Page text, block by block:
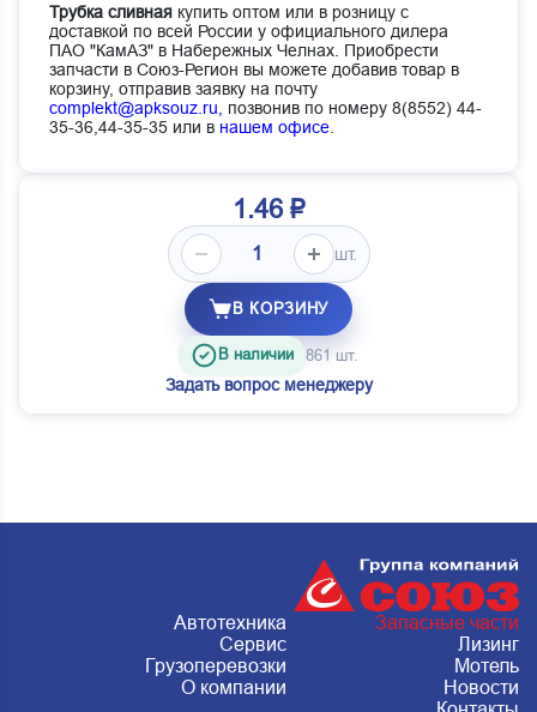
Трубка сливная купить оптом или в розницу с
доставкой по всей России у официального дилера
ПАО "КамАЗ" в Набережных Челнах. Приобрести
запчасти в Союз-Регион вы можете добавив товар в
корзину, отправив заявку на почту
complekt@apksouz.ru,
позвонив по номеру 8(8552) 44-
35-36,44-35-35 или в нашем офисе
1.46 ₽
шт.
В КОРЗИНУ
В наличии 861 шт.
Задать вопрос менеджеру
Автотехника
Запасные части
Сервис
Лизинг
Грузоперевозки
Мотель
О компании
Новости